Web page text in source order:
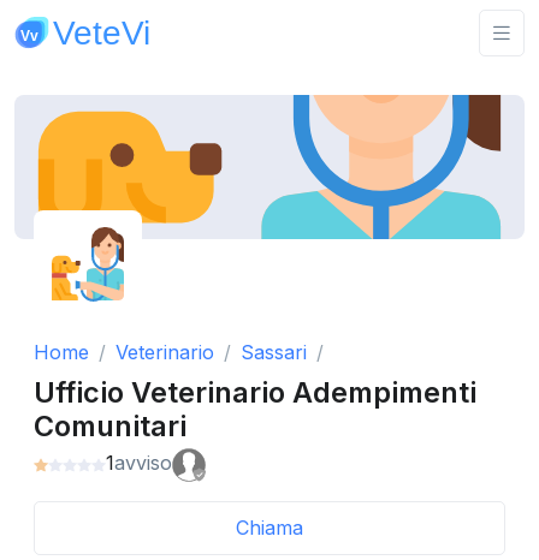
Home Veterinario Sassari
Ufficio Veterinario Adempimenti
Comunitari
1avviso
Chiama